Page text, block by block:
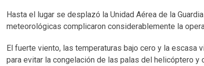
Hasta el lugar se desplazó la Unidad Aérea de la
meteorológicas complicaron considerablemente la
El fuerte viento, las temperaturas bajo cero y la
para evitar la congelación de las palas del helicóptero y